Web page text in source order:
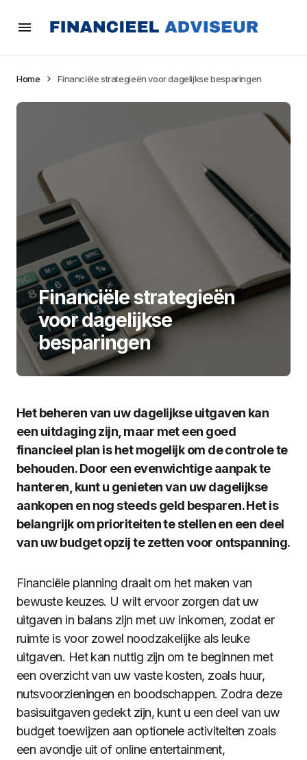
Home Financiële strategieën voor dagelijkse besparingen
Financiële strategieën
voor dagelijkse
besparingen
Het beheren van uw dagelijkse uitgaven kan
een uitdaging zijn, maar met een goed
financieel plan is het mogelijk om de controle te
behouden. Door een evenwichtige aanpak te
hanteren, kunt u genieten van uw dagelijkse
aankopen en nog steeds geld besparen. Het is
belangrijk om prioriteiten te stellen en een deel
van uw budget opzij te zetten voor ontspanning.
Financiële planning draait om het maken van
bewuste keuzes. U wilt ervoor zorgen dat uw
uitgaven in balans zijn met uw inkomen, zodat er
ruimte is voor zowel noodzakelijke als leuke
uitgaven. Het kan nuttig zijn om te beginnen met
een overzicht van uw vaste kosten, zoals huur,
nutsvoorzieningen en boodschappen. Zodra deze
basisuitgaven gedekt zijn, kunt u een deel van uw
budget toewijzen aan optionele activiteiten zoals
een avondje uit of online entertainment,